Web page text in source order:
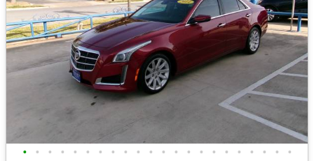
• • • • • • • • • • • • • • • • • • • • • •